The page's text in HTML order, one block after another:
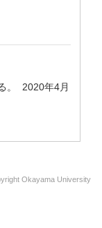
。 2020年4月
Okayama University